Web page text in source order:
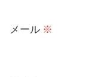
メール ※